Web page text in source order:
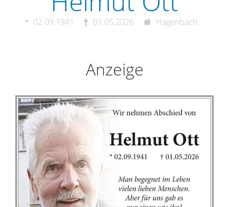
02.09.1941 01.05.2026 Hagenbach
Anzeige